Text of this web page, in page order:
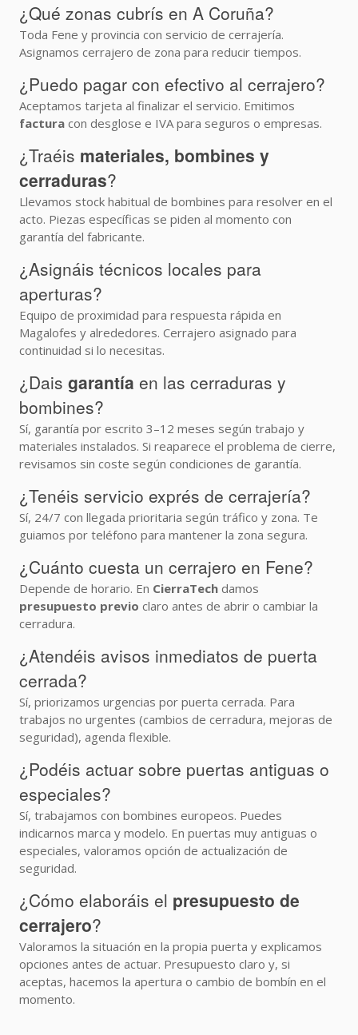
¿Qué zonas cubrís en A Coruña?
Toda Fene y provincia con servicio de cerrajería.
Asignamos cerrajero de zona para reducir tiempos.
¿Puedo pagar con efectivo al cerrajero?
Aceptamos tarjeta al finalizar el servicio. Emitimos
factura con desglose e IVA para seguros o empresas.
¿Traéis materiales, bombines y
cerraduras?
Llevamos stock habitual de bombines para resolver en el
acto. Piezas específicas se piden al momento con
garantía del fabricante.
¿Asignáis técnicos locales para
aperturas?
Equipo de proximidad para respuesta rápida en
Magalofes y alrededores. Cerrajero asignado para
continuidad si lo necesitas.
¿Dais garantía en las cerraduras y
bombines?
Sí, garantía por escrito 3–12 meses según trabajo y
materiales instalados. Si reaparece el problema de cierre,
revisamos sin coste según condiciones de garantía.
¿Tenéis servicio exprés de cerrajería?
Sí, 24/7 con llegada prioritaria según tráfico y zona. Te
guiamos por teléfono para mantener la zona segura.
¿Cuánto cuesta un cerrajero en Fene?
Depende de horario. En CierraTech damos
presupuesto previo claro antes de abrir o cambiar la
cerradura.
¿Atendéis avisos inmediatos de puerta
cerrada?
Sí, priorizamos urgencias por puerta cerrada. Para
trabajos no urgentes (cambios de cerradura, mejoras de
seguridad), agenda flexible.
¿Podéis actuar sobre puertas antiguas o
especiales?
Sí, trabajamos con bombines europeos. Puedes
indicarnos marca y modelo. En puertas muy antiguas o
especiales, valoramos opción de actualización de
seguridad.
¿Cómo elaboráis el presupuesto de
cerrajero?
Valoramos la situación en la propia puerta y explicamos
opciones antes de actuar. Presupuesto claro y, si
aceptas, hacemos la apertura o cambio de bombín en el
momento.